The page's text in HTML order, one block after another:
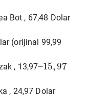
Bot , 67,48 Dolar
(orijinal 99,99
, 13,97
–15,97
, 24,97 Dolar